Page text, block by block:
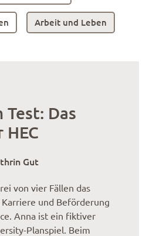
Arbeit und Leben
Das
Gut
von vier Fällen das
und Beförderung
Anna ist ein fiktiver
Planspiel. Beim